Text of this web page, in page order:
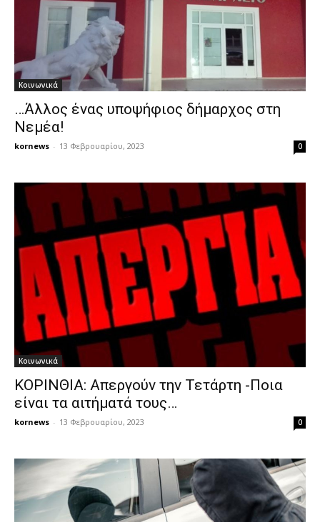
Κοινωνικά
…Άλλος ένας υποψήφιος δήμαρχος στη
Νεμέα!
kornews - 13 Φεβρουαρίου, 2023 0
Κοινωνικά
ΚΟΡΙΝΘΙΑ: Απεργούν την Τετάρτη -Ποια
είναι τα αιτήματά τους…
kornews - 13 Φεβρουαρίου, 2023 0